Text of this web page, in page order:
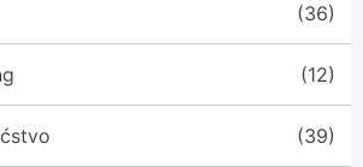
(36)
(12)
(39)